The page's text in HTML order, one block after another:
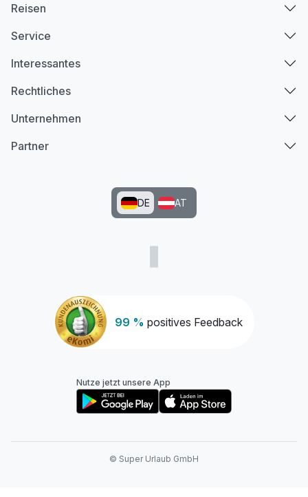
99 % positives Feedback
Reisen
Service
Interessantes
Rechtliches
Unternehmen
Partner
DE AT
Nutze jetzt unsere App
© Super Urlaub GmbH